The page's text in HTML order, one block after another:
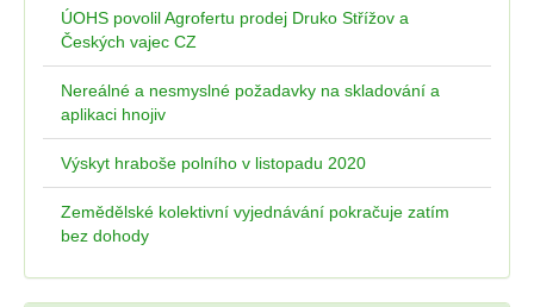
ÚOHS povolil Agrofertu prodej Druko Střížov a
Českých vajec CZ
Nereálné a nesmyslné požadavky na skladování a
aplikaci hnojiv
Výskyt hraboše polního v listopadu 2020
Zemědělské kolektivní vyjednávání pokračuje zatím
bez dohody